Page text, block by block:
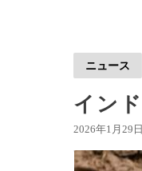
ニュース
イン
2026年1月29